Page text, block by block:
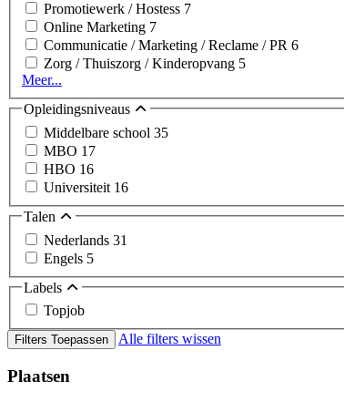
Promotiewerk / Hostess 7
Online Marketing 7
Communicatie / Marketing / Reclame / PR 6
Zorg / Thuiszorg / Kinderopvang 5
Meer...
Opleidingsniveaus
Middelbare school 35
MBO 17
HBO 16
Universiteit 16
Talen
Nederlands 31
Engels 5
Labels
Topjob
Filters Toepassen Alle filters wissen
Plaatsen